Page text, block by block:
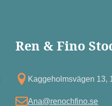
Ren & Fino
Kagg eholmsvägen 13,
Ana@renochfino.se